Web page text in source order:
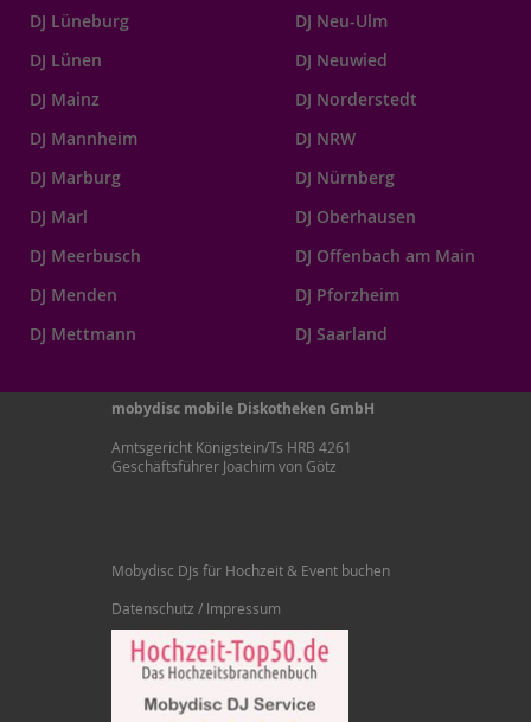
DJ Lüneburg
DJ Lünen
DJ Mainz
DJ Mannheim
DJ Marburg
DJ Marl
DJ Meerbusch
DJ Menden
DJ Mettmann
DJ Neu-Ulm
DJ Neuwied
DJ Norderstedt
DJ NRW
DJ Nürnberg
DJ Oberhausen
DJ Offenbach am Main
DJ Pforzheim
DJ Saarland
mobydisc mobile Diskotheken GmbH
Amtsgericht Königstein/Ts HRB 4261
Geschäftsführer Joachim von Götz
Mobydisc DJs für Hochzeit & Event buchen
Datenschutz / Impressum